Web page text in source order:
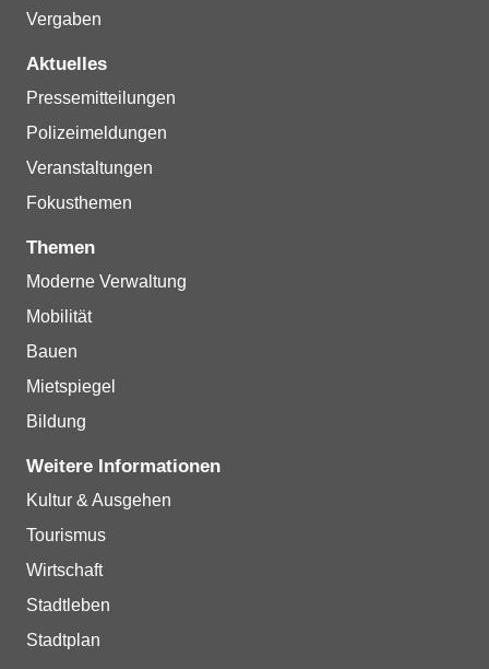
Vergaben
Aktuelles
Pressemitteilungen
Polizeimeldungen
Veranstaltungen
Fokusthemen
Themen
Moderne Verwaltung
Mobilität
Bauen
Mietspiegel
Bildung
Weitere Informationen
Kultur & Ausgehen
Tourismus
Wirtschaft
Stadtleben
Stadtplan